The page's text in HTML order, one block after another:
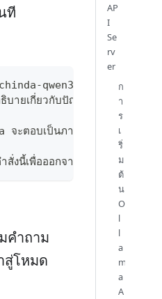
ที
qwen3-4b
บายเกี่ยวกับปัญญาประดิษฐ์ให้ฟัง
จะตอบเป็นภาษาไทยอธิบายเกี่ย
นี้เพื่อออกจากแชท
คำถาม
สู่โหมด
AP
I
Se
rv
er
ก
า
ร
เ
ริ่
ม
ต้
น
O
l
l
a
m
a
A